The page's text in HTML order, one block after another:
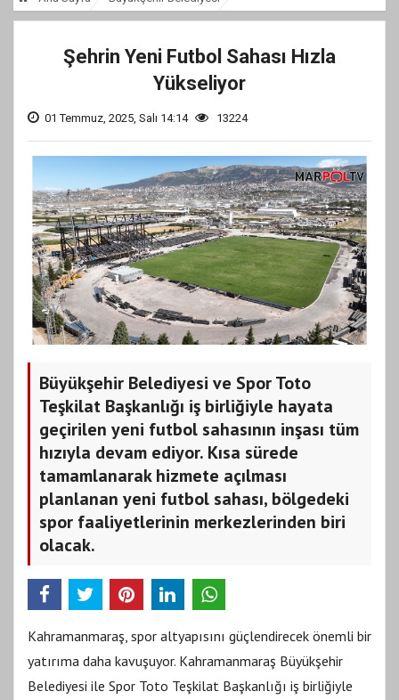
Şehrin Yeni Futbol Sahası Hızla
Yükseliyor
01 Temmuz, 2025, Salı 14:14 13224
Büyükşehir Belediyesi ve Spor Toto
Teşkilat Başkanlığı iş birliğiyle hayata
geçirilen yeni futbol sahasının inşası tüm
hızıyla devam ediyor. Kısa sürede
tamamlanarak hizmete açılması
planlanan yeni futbol sahası, bölgedeki
spor faaliyetlerinin merkezlerinden biri
olacak.
Kahramanmaraş, spor altyapısını güçlendirecek önemli bir
yatırıma daha kavuşuyor. Kahramanmaraş Büyükşehir
Belediyesi ile Spor Toto Teşkilat Başkanlığı iş birliğiyle